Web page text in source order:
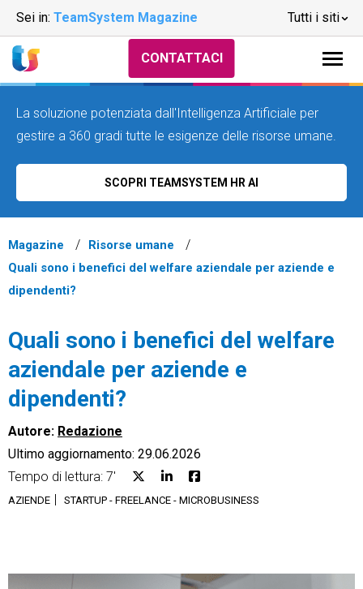
Sei in: TeamSystem Magazine Tutti i siti
Ecommerce
CONTATTACI
La soluzione potenziata dall'Intelligenza Artificiale per
gestire a 360 gradi tutte le esigenze delle risorse umane.
SCOPRI TEAMSYSTEM HR AI
Magazine
Risorse umane
Quali sono i benefici del welfare aziendale per aziende e
dipendenti?
Quali sono i benefici del welfare
aziendale per aziende e
dipendenti?
Autore: Redazione
Ultimo aggiornamento: 29.06.2026
Tempo di lettura: 7'
AZIENDE STARTUP - FREELANCE - MICROBUSINESS